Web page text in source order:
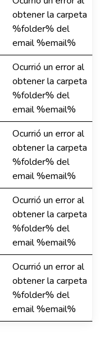
obtener la carpeta
%folder% del
email %email%
Ocurrió un error al
obtener la carpeta
%folder% del
email %email%
Ocurrió un error al
obtener la carpeta
%folder% del
email %email%
Ocurrió un error al
obtener la carpeta
%folder% del
email %email%
Ocurrió un error al
obtener la carpeta
%folder% del
email %email%